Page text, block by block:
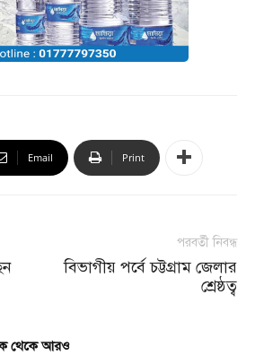
Email Print
পরবর্তী নিবন্ধ
বিভাগীয় পর্বে চট্টগ্রাম জেলার
শ্রেষ্ঠত্ব
থেকে আরও